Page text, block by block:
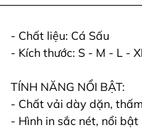
- Chất liệu: Cá Sấu
- Kích thước: S - M - L -
TÍNH NĂNG NỔI BẬT:
- Chất vải dày dặn,
- Hình in sắc nét, nổi bật